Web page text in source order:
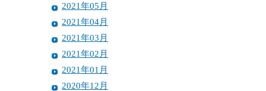
2021年05月
2021年04月
2021年03月
2021年02月
2021年01月
2020年12月